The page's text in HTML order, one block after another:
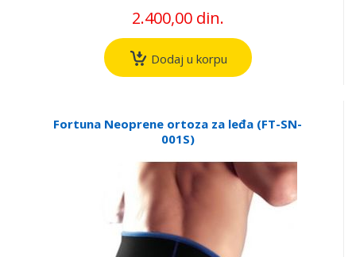
2.400,00 din.
Dodaj u korpu
Fortuna Neoprene ortoza za leđa (FT-SN-
001S)